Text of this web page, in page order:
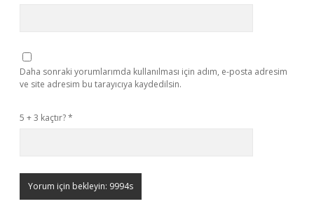
Daha sonraki yorumlarımda kullanılması için adım, e-posta adresim
ve site adresim bu tarayıcıya kaydedilsin.
5 + 3 kaçtır?*